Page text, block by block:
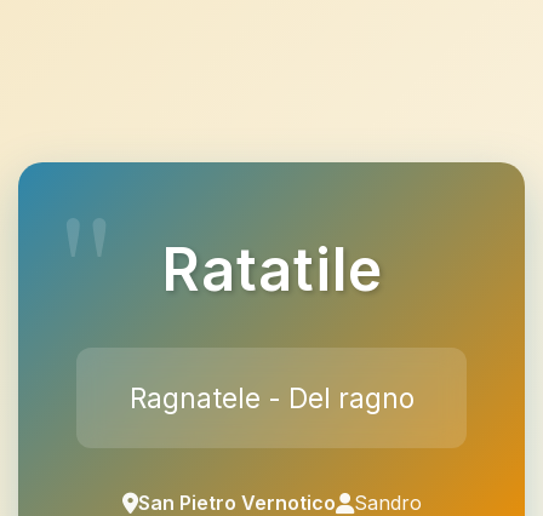
Ratatile
Ragnatele - Del ragno
San Pietro Vernotico Sandro